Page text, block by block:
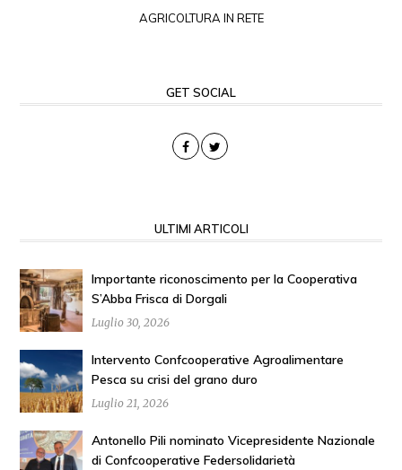
AGRICOLTURA IN RETE
GET SOCIAL
ULTIMI ARTICOLI
Importante riconoscimento per la Cooperativa
S’Abba Frisca di Dorgali
Luglio 30, 2026
Intervento Confcooperative Agroalimentare
Pesca su crisi del grano duro
Luglio 21, 2026
Antonello Pili nominato Vicepresidente Nazionale
di Confcooperative Federsolidarietà